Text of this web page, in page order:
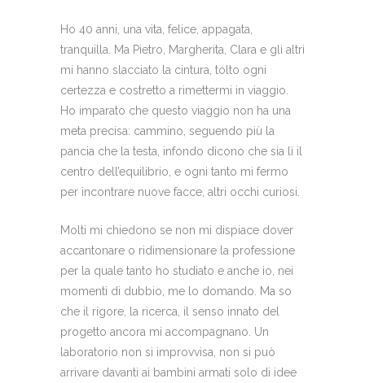
Ho 40 anni, una vita, felice, appagata,
tranquilla. Ma Pietro, Margherita, Clara e gli altri
mi hanno slacciato la cintura, tolto ogni
certezza e costretto a rimettermi in viaggio.
Ho imparato che questo viaggio non ha una
meta precisa: cammino, seguendo più la
pancia che la testa, infondo dicono che sia lì il
centro dell’equilibrio, e ogni tanto mi fermo
per incontrare nuove facce, altri occhi curiosi.
Molti mi chiedono se non mi dispiace dover
accantonare o ridimensionare la professione
per la quale tanto ho studiato e anche io, nei
momenti di dubbio, me lo domando. Ma so
che il rigore, la ricerca, il senso innato del
progetto ancora mi accompagnano. Un
laboratorio non si improvvisa, non si può
arrivare davanti ai bambini armati solo di idee